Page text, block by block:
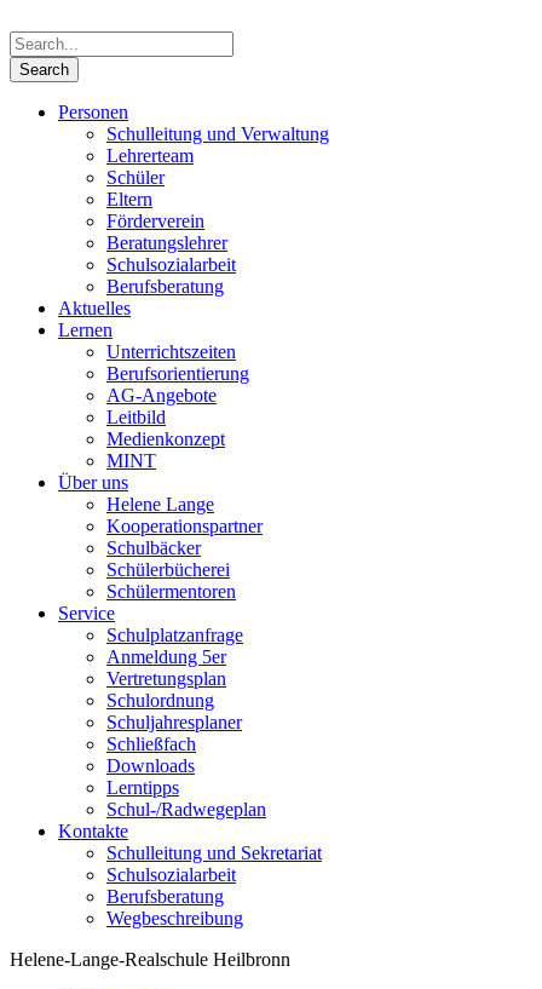
Personen
Schulleitung und Verwaltung
Lehrerteam
Schüler
Eltern
Förderverein
Beratungslehrer
Schulsozialarbeit
Berufsberatung
Aktuelles
Lernen
Unterrichtszeiten
Berufsorientierung
AG-Angebote
Leitbild
Medienkonzept
MINT
Über uns
Helene Lange
Kooperationspartner
Schulbäcker
Schülerbücherei
Schülermentoren
Service
Schulplatzanfrage
Anmeldung 5er
Vertretungsplan
Schulordnung
Schuljahresplaner
Schließfach
Downloads
Lerntipps
Schul-/Radwegeplan
Kontakte
Schulleitung und Sekretariat
Schulsozialarbeit
Berufsberatung
Wegbeschreibung
Helene-Lange-Realschule Heilbronn